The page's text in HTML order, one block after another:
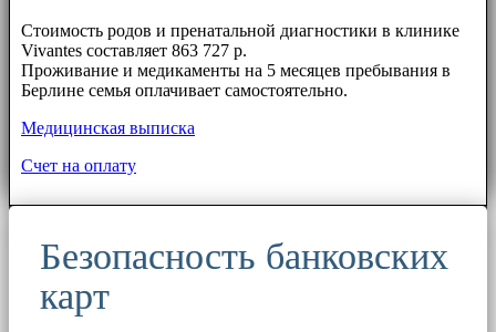
Стоимость родов и пренатальной диагностики в клинике
Vivantes составляет 863 727 р.
Проживание и медикаменты на 5 месяцев пребывания в
Берлине семья оплачивает самостоятельно.
Медицинская выписка
Счет на оплату
Безопасность банковских
карт